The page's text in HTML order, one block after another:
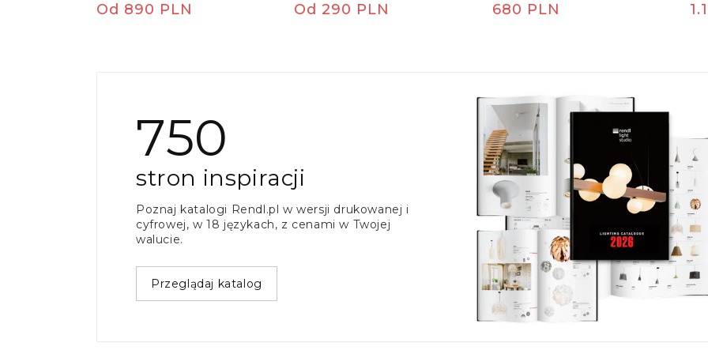
Cena
Od 890 PLN
Cena
Od 290 PLN
Cena
680 PLN
750
stron inspiracji
Poznaj katalogi Rendl.pl w wersji drukowanej i
cyfrowej, w 18 językach, z cenami w Twojej
walucie.
Przeglądaj katalog